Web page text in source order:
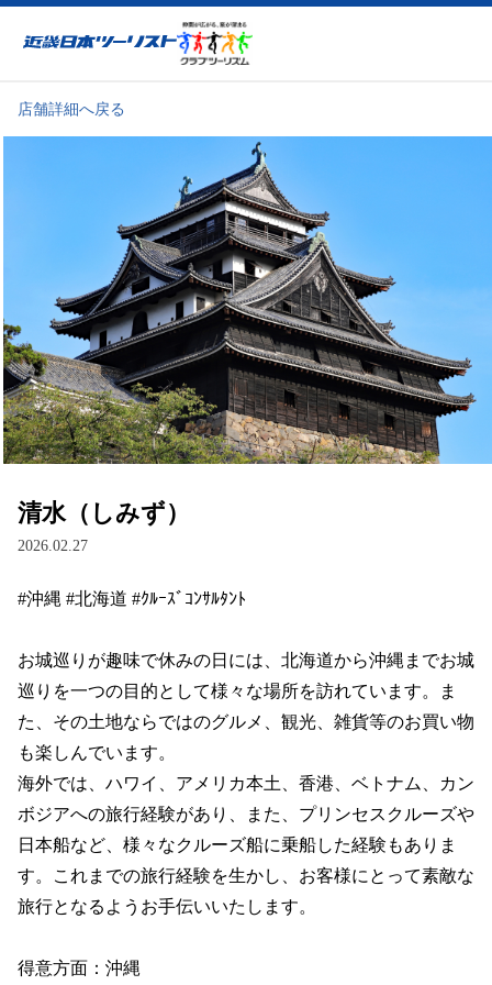
近畿日本ツーリスト
店舗詳細へ戻る
清水（しみず）
2026.02.27
#沖縄 #北海道 #ｸﾙｰｽﾞｺﾝｻﾙﾀﾝﾄ
お城巡りが趣味で休みの日には、北海道から沖縄までお城
巡りを一つの目的として様々な場所を訪れています。ま
た、その土地ならではのグルメ、観光、雑貨等のお買い物
も楽しんでいます。
海外では、ハワイ、アメリカ本土、香港、ベトナム、カン
ボジアへの旅行経験があり、また、プリンセスクルーズや
日本船など、様々なクルーズ船に乗船した経験もありま
す。これまでの旅行経験を生かし、お客様にとって素敵な
旅行となるようお手伝いいたします。
得意方面：沖縄